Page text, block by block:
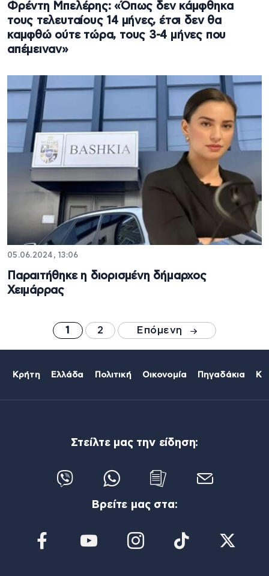
Φρέντη Μπελέρης: «Όπως δεν κάμφθηκα
τους τελευταίους 14 μήνες, έτσι δεν θα
καμφθώ ούτε τώρα, τους 3-4 μήνες που
απέμειναν»
05.06.2024, 13:06
Παραιτήθηκε η διορισμένη δήμαρχος
Χειμάρρας
1 2 Επόμενη
Κρήτη Ελλάδα Πολιτική Οικονομία Πηγαδάκια
Στείλτε μας την είδηση:
Βρείτε μας στα: